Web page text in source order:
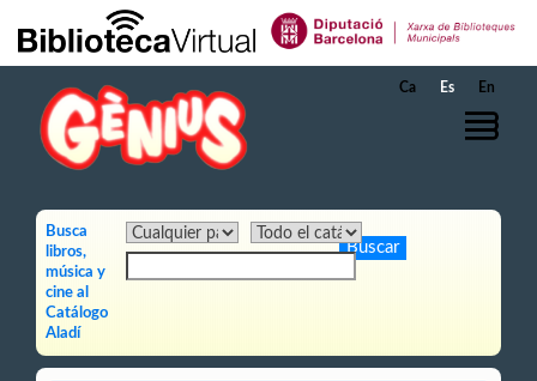
Saltar al contenido principal
Ca Es En
Busca
libros,
música y
cine al
Catálogo
Aladí